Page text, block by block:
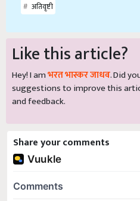
अतिवृष्टी
Like this article?
Hey! I amभरत भास्कर जाधव. Did
suggestions to improve this
and feedback.
Share your comments